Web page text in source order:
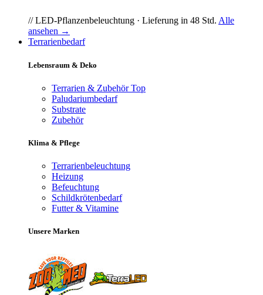
// LED-Pflanzenbeleuchtung · Lieferung in 48 Std. Alle
ansehen →
Terrarienbedarf
Lebensraum & Deko
Terrarien & ZubehörTop
Paludariumbedarf
Substrate
Zubehör
Klima & Pflege
Terrarienbeleuchtung
Heizung
Befeuchtung
Schildkrötenbedarf
Futter & Vitamine
Unsere Marken